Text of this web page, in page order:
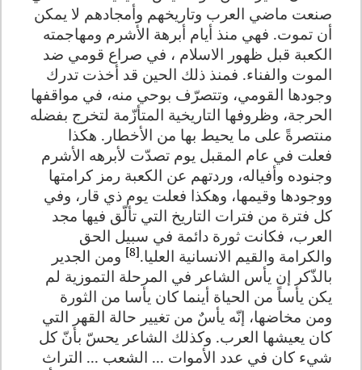
صنعت ماضي العرب وتاريخهم وأمجادهم لا يمكن
أن تموت. فهي منذ أيام أبرهة الأشرم ومهاجمته
الكعبة قبل ظهور الاسلام ، في صراع قومي ضد
الموت والفناء. فمنذ ذلك الحين قد أخذت تدرك
وجودها القومي، وتتصرّف بوحي منه، في مواقفها
الحرجة، وظروفها التاريخية المتأزّمة لتخرج بفضله
منتصرةً على ما يحيط بها من الأخطار. هكذا
فعلت في عام المقبل يوم تصدّت لأبرهه الأشرم
وجنوده وأفياله، وردتهم عن الكعبة رمز كرامتها
ووجودها وقيمها، وهكذا فعلت يوم ذي قار، وفي
كل فترة من فترات التاريخ التي تألّق فيها مجد
العرب، فكانت ثورة دائمة في سبيل الحق
والكرامة والقيم الانسانية العليا.[8] ومن الجدير
بالذّكر إن يأس الشاعر في المرحلة التموزية لم
يكن يأساً من الحياة أينما كان يأسا من الثورة
ومن مخاضها، إنّه يأسٌ من تغيير حالة القهر التي
كان يعيشها العرب. وكذلك الشاعر يحسّ بأنّ كل
شيء كان في عدد الأموات ... الشعب ... التراث